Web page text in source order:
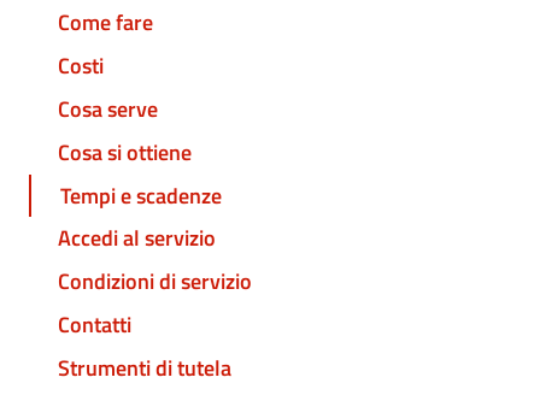
Come fare
Costi
Cosa serve
Cosa si ottiene
Tempi e scadenze
Accedi al servizio
Condizioni di servizio
Contatti
Strumenti di tutela